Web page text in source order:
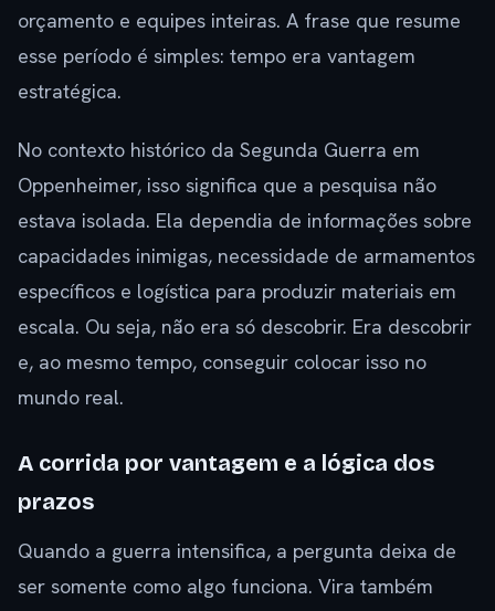
orçamento e equipes inteiras. A frase que resume
esse período é simples: tempo era vantagem
estratégica.
No contexto histórico da Segunda Guerra em
Oppenheimer, isso significa que a pesquisa não
estava isolada. Ela dependia de informações sobre
capacidades inimigas, necessidade de armamentos
específicos e logística para produzir materiais em
escala. Ou seja, não era só descobrir. Era descobrir
e, ao mesmo tempo, conseguir colocar isso no
mundo real.
A corrida por vantagem e a lógica dos
prazos
Quando a guerra intensifica, a pergunta deixa de
ser somente como algo funciona. Vira também